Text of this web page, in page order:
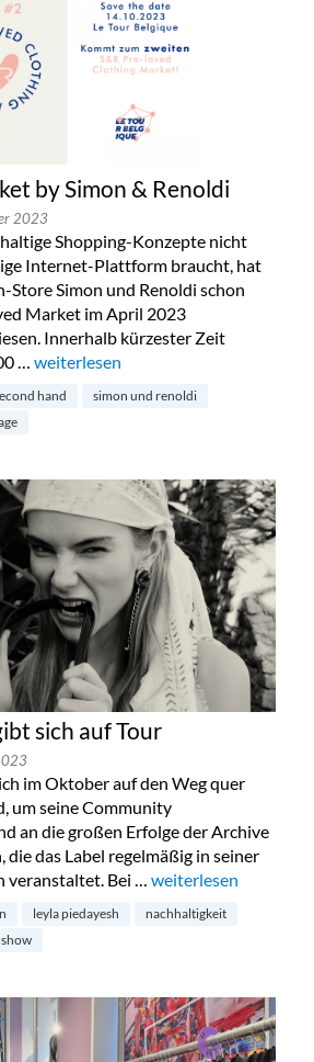
by Simon & Renoldi
2023
Shopping-Konzepte nicht
Internet-Plattform braucht, hat
Store Simon und Renoldi schon
Market im April 2023
Innerhalb kürzester Zeit
… „Preloved Market by Simon &
weiterlesen
hand
simon und renoldi
sich auf Tour
im Oktober auf den Weg quer
um seine Community
an die großen Erfolge der Archive
die das Label regelmäßig in seiner
veranstaltet. Bei … „lala Berlin begibt
weiterlesen
leyla piedayesh
nachhaltigkeit